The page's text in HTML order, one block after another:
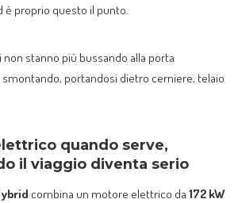
è proprio questo il punto.
stanno più bussando alla porta
smontando, portandosi dietro cerniere, telaio
quando serve,
il viaggio diventa serio
combina un motore elettrico da 172 kW